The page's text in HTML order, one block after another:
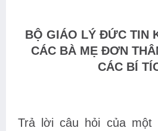
BỘ GIÁO LÝ ĐỨC TIN
CÁC BÀ MẸ ĐƠN
CÁC BÍ
Trả lời câu hỏi của một